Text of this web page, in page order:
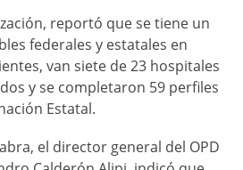
reportó que se tiene un
federales y estatales en
van siete de 23 hospitales
y se completaron 59 perfiles
Estatal.
el director general del OPD